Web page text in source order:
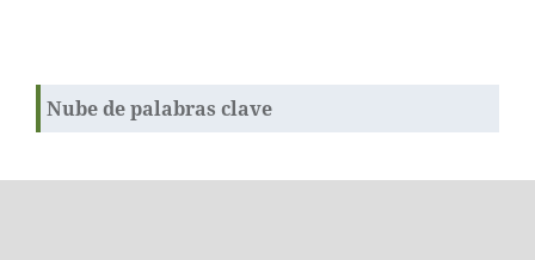
Nube de palabras clave